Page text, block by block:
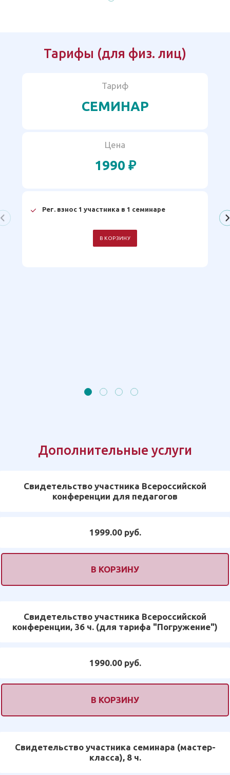
Тарифы (для физ. лиц)
Тариф
СЕМИНАР
Цена
1990 ₽
Рег. взнос 1 участника в 1 семинаре
В КОРЗИНУ
Дополнительные услуги
Свидетельство участника Всероссийской
конференции для педагогов
1999.00 руб.
В КОРЗИНУ
Свидетельство участника Всероссийской
конференции, 36 ч. (для тарифа "Погружение")
1990.00 руб.
В КОРЗИНУ
Свидетельство участника семинара (мастер-
класса), 8 ч.